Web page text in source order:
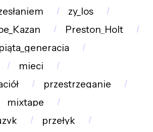
zy_los
Preston_Holt
piąta_generacja
mieci
przestrzeganie
mixtape
przełyk